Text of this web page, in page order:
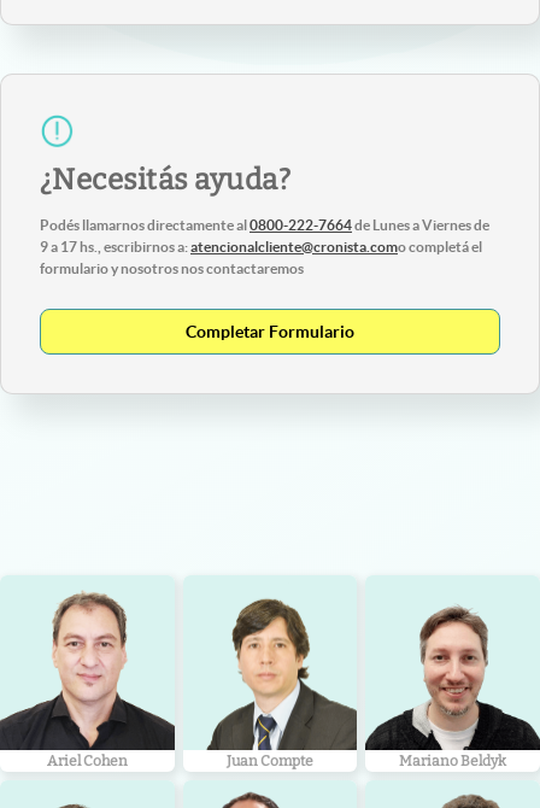
¿Necesitás ayuda?
Podés llamarnos directamente al 0800-222-7664de Lunes a Viernes de
9 a 17 hs., escribirnos a:atencionalcliente@cronista.como completá el
formulario y nosotros nos contactaremos
Completar Formulario
Ariel Cohen Juan Compte Mariano Beldyk